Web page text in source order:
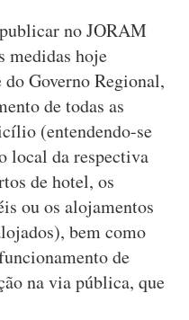
no JORAM
medidas hoje
Governo Regional,
de todas as
(entendendo-se
local da respectiva
de hotel, os
ou os alojamentos
bem como
de
na via pública, que